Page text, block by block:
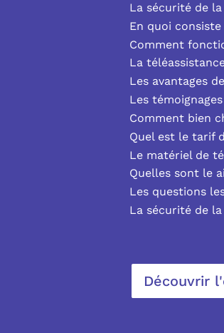
La sécurité de
En quoi
Comment
La
Les avantages
Les
Comment bien
Quel est le tarif
Le matériel de
Quelles sont le
Les questions
La sécurité de
Découvrir